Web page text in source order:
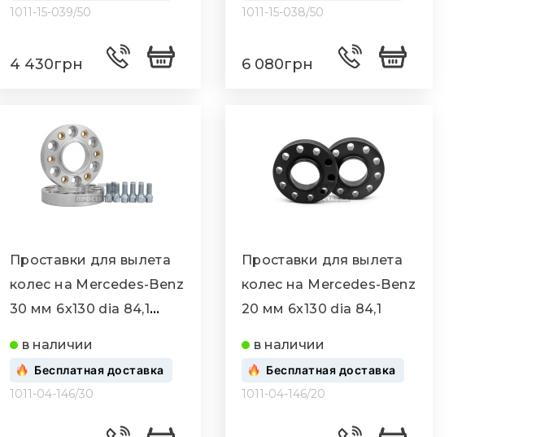
1011-15-039/50
4 430грн
1011-15-038/50
6 080грн
Проставки для вылета
колес на Mercedes-Benz
30 мм 6x130 dia 84,1
в наличии
Бесплатная доставка
1011-04-146/30
Проставки для вылета
колес на Mercedes-Benz
20 мм 6x130 dia 84,1
в наличии
Бесплатная доставка
1011-04-146/20